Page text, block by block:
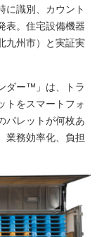
に識別、カウント
表。住宅設備機器
九州市）と実証実
ダー™」は、トラ
トをスマートフォ
パレットが何枚あ
業務効率化、負担